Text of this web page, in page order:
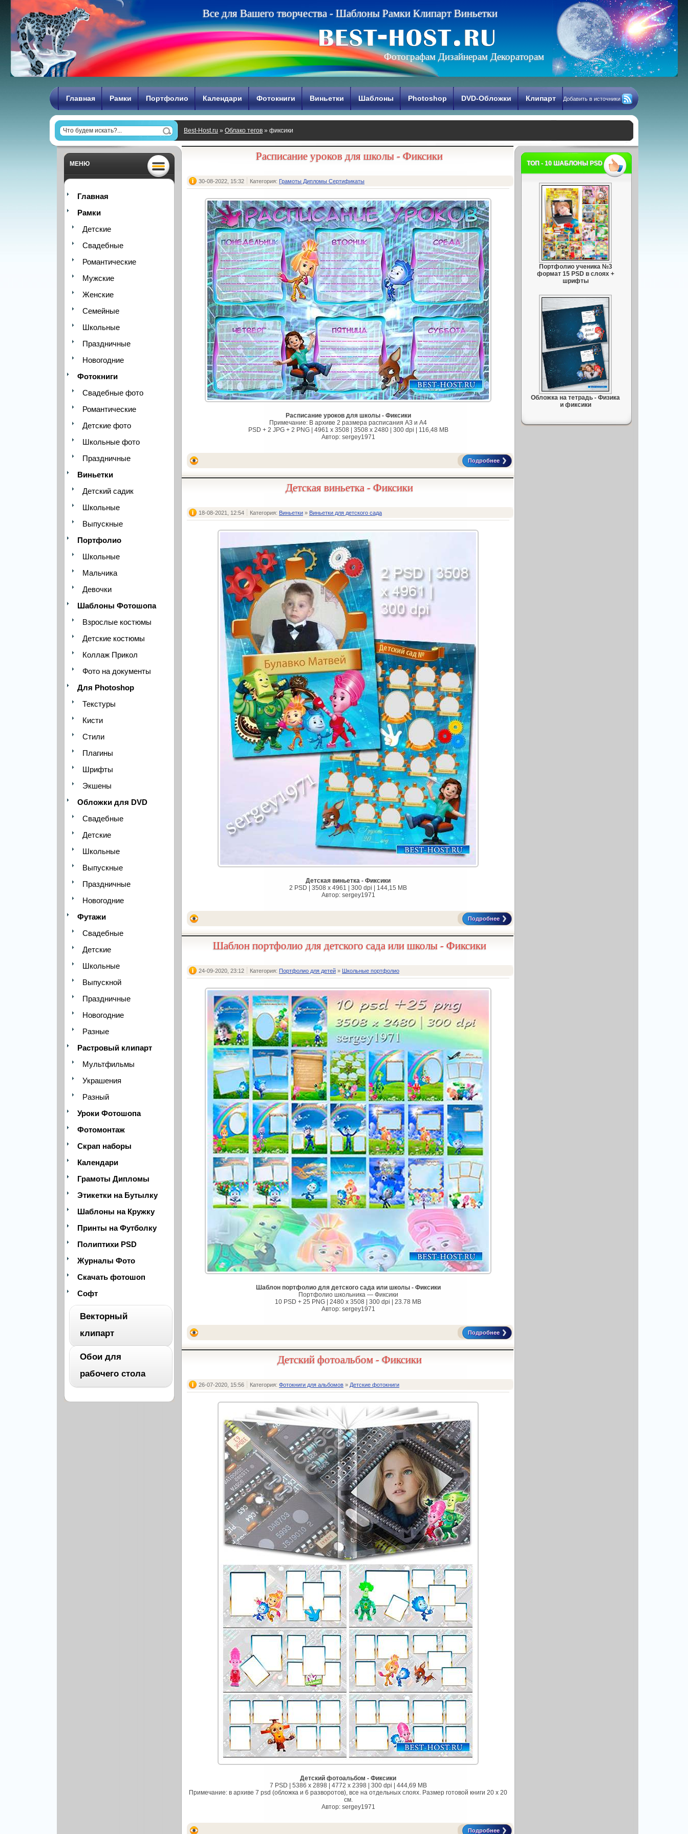
Все для Вашего творчества - Шаблоны Рамки Клипарт Виньетки
Фотографам Дизайнерам Декораторам
Главная Рамки Портфолио Календари Фотокниги Виньетки Шаблоны Photoshop DVD-Обложки Клипарт Добавить в источники
Best-Host.ru » Облако тегов » фиксики
МЕНЮ
Главная
Рамки
Детские
Свадебные
Романтические
Мужские
Женские
Семейные
Школьные
Праздничные
Новогодние
Фотокниги
Свадебные фото
Романтические
Детские фото
Школьные фото
Праздничные
Виньетки
Детский садик
Школьные
Выпускные
Портфолио
Школьные
Мальчика
Девочки
Шаблоны Фотошопа
Взрослые костюмы
Детские костюмы
Коллаж Прикол
Фото на документы
Для Photoshop
Текстуры
Кисти
Стили
Плагины
Шрифты
Экшены
Обложки для DVD
Свадебные
Детские
Школьные
Выпускные
Праздничные
Новогодние
Футажи
Свадебные
Детские
Школьные
Выпускной
Праздничные
Новогодние
Разные
Растровый клипарт
Мультфильмы
Украшения
Разный
Уроки Фотошопа
Фотомонтаж
Скрап наборы
Календари
Грамоты Дипломы
Этикетки на Бутылку
Шаблоны на Кружку
Принты на Футболку
Полиптихи PSD
Журналы Фото
Скачать фотошоп
Софт
Векторный
клипарт
Архитектура
Обои для
рабочего стола
ВСЕ
Расписание уроков для школы - Фиксики
30-08-2022, 15:32 Категория: Грамоты Дипломы Сертификаты
Расписание уроков для школы - Фиксики
Примечание: В архиве 2 размера расписания А3 и А4
PSD + 2 JPG + 2 PNG | 4961 x 3508 | 3508 x 2480 | 300 dpi | 116,48 MB
Автор: sergey1971
Подробнее
Детская виньетка - Фиксики
18-08-2021, 12:54 Категория: Виньетки » Виньетки для детского сада
Детская виньетка - Фиксики
2 PSD | 3508 x 4961 | 300 dpi | 144,15 MB
Автор: sergey1971
Подробнее
Шаблон портфолио для детского сада или школы - Фиксики
24-09-2020, 23:12 Категория: Портфолио для детей » Школьные портфолио
Шаблон портфолио для детского сада или школы - Фиксики
Портфолио школьника — Фиксики
10 PSD + 25 PNG | 2480 x 3508 | 300 dpi | 23.78 MB
Автор: sergey1971
Подробнее
Детский фотоальбом - Фиксики
26-07-2020, 15:56 Категория: Фотокниги для альбомов » Детские фотокниги
Детский фотоальбом - Фиксики
7 PSD | 5386 x 2898 | 4772 x 2398 | 300 dpi | 444,69 MB
Примечание: в архиве 7 psd (обложка и 6 разворотов), все на отдельных слоях. Размер готовой книги 20 x 20
см.
Автор: sergey1971
Подробнее
ТОП - 10 ШАБЛОНЫ PSD
Портфолио ученика №3
формат 15 PSD в слоях +
шрифты
Обложка на тетрадь - Физика
и фиксики